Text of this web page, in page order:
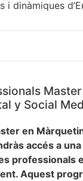
i dinàmiques
Master
y Social
en
accés a
professionals
Aquest